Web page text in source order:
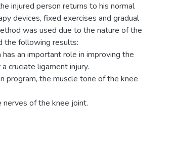
injured person returns to his normal
devices, fixed exercises and gradual
was used due to the nature of the
the following results:
an important role in improving the
cruciate ligament injury.
program, the muscle tone of the knee
of the knee joint.